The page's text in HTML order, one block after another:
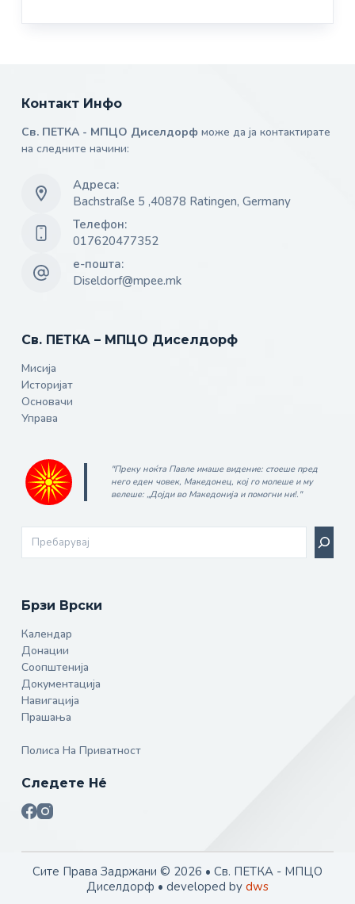
Контакт Инфо
Св. ПЕТКА - МПЦО Диселдорфможе да ја контактирате
на следните начини:
Адреса:
Bachstraße 5 ,40878 Ratingen, Germany
Телефон:
017620477352
е-пошта:
Diseldorf@mpee.mk
Св. ПЕТКА – МПЦО Диселдорф
Мисија
Историјат
Основачи
Управа
"Преку ноќта Павле имаше видение: стоеше пред
него еден човек, Ма­ке­до­нец, кој го молеше и му
велеше: „Дојди во Македонија и помогни ни!."
Search
Брзи Врски
Календар
Донации
Соопштенија
Документација
Навигација
Прашања
Полиса На Приватност
Следете Не́
Сите Права Задржани © 2026 • Св. ПЕТКА - МПЦО
Диселдорф • developed by dws